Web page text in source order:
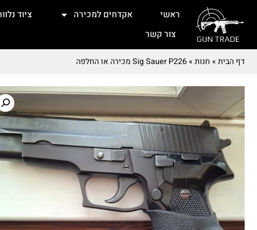
ראשי אקדחים למכירה ציוד
צור קשר
דף הבית » חנות »Sig Sauer P226 מכירה או החלפה